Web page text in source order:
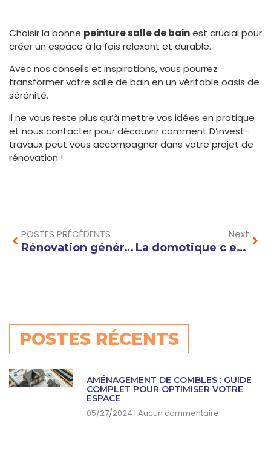
Choisir la bonne peinture salle de bainest crucial pour
créer un espace à la fois relaxant et durable.
Avec nos conseils et inspirations, vous pourrez
transformer votre salle de bain en un véritable oasis de
sérénité.
Il ne vous reste plus qu’à mettre vos idées en pratique
et nous contacter pour découvrir comment D’invest-
travaux peut vous accompagner dans votre projet de
rénovation !
POSTES PRÉCÉDENTS
Rénovation générale : idées et conseils pour moderniser votre intérieur
Next
La domotique c est quoi : définition et avantages pour votre maison connectée
POSTES RÉCENTS
AMÉNAGEMENT DE COMBLES : GUIDE
COMPLET POUR OPTIMISER VOTRE
ESPACE
05/27/2024 Aucun commentaire